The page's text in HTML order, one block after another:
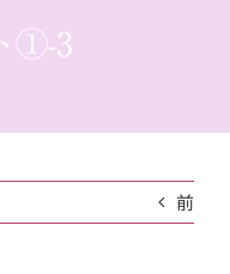
①-3
前